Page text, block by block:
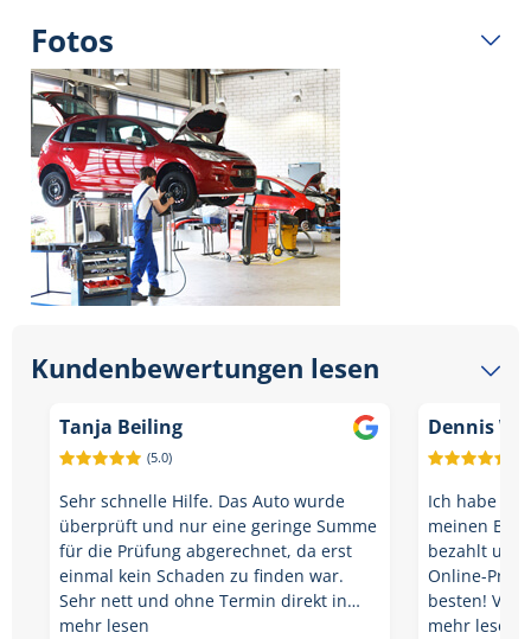
Fotos
Kundenbewertungen lesen
Tanja Beiling
(5.0)
Sehr schnelle Hilfe. Das Auto wurde
überprüft und nur eine geringe Summe
für die Prüfung abgerechnet, da erst
einmal kein Schaden zu finden war.
Sehr nett und ohne Termin direkt in…
mehr lesen
Dennis
Ich habe
meinen
bezahlt und
Online-
besten! Vor
mehr lesen